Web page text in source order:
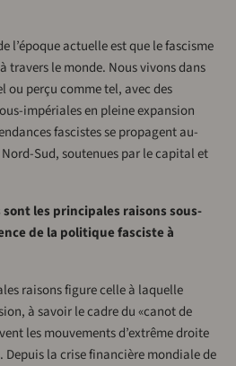
l’époque actuelle est que le fascisme
travers le monde. Nous vivons dans
perçu comme tel, avec des
impériales en pleine expansion
fascistes se propagent au-
Sud, soutenues par le capital et
les principales raisons sous-
de la politique fasciste à
raisons figure celle à laquelle
à savoir le cadre du «canot de
les mouvements d’extrême droite
la crise financière mondiale de